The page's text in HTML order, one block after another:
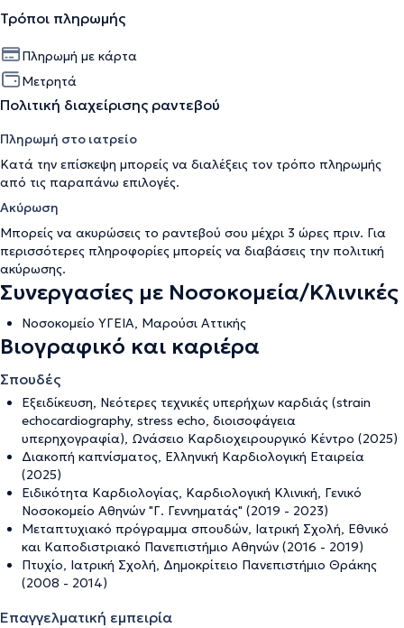
Τρόποι πληρωμής
Πληρωμή με κάρτα
Μετρητά
Πολιτική διαχείρισης ραντεβού
Πληρωμή στο ιατρείο
Κατά την επίσκεψη μπορείς να διαλέξεις τον τρόπο πληρωμής
από τις παραπάνω επιλογές.
Ακύρωση
Μπορείς να ακυρώσεις το ραντεβού σου μέχρι 3 ώρες πριν. Για
περισσότερες πληροφορίες μπορείς να διαβάσεις την πολιτική
ακύρωσης.
Συνεργασίες με Νοσοκομεία/Κλινικές
Νοσοκομείο ΥΓΕΙΑ, Μαρούσι Αττικής
Βιογραφικό και καριέρα
Σπουδές
Εξειδίκευση, Νεότερες τεχνικές υπερήχων καρδιάς (strain
echocardiography, stress echo, διοισοφάγεια
υπερηχογραφία), Ωνάσειο Καρδιοχειρουργικό Κέντρο (2025)
Διακοπή καπνίσματος, Ελληνική Καρδιολογική Εταιρεία
(2025)
Ειδικότητα Καρδιολογίας, Καρδιολογική Κλινική, Γενικό
Νοσοκομείο Αθηνών "Γ. Γεννηματάς" (2019 - 2023)
Μεταπτυχιακό πρόγραμμα σπουδών, Ιατρική Σχολή, Εθνικό
και Καποδιστριακό Πανεπιστήμιο Αθηνών (2016 - 2019)
Πτυχίο, Ιατρική Σχολή, Δημοκρίτειο Πανεπιστήμιο Θράκης
(2008 - 2014)
Επαγγελματική εμπειρία